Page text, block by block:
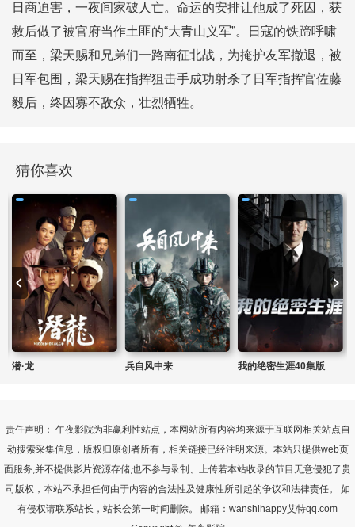
日商迫害，一夜间家破人亡。命运的安排让他成了死囚，获
救后做了被官府当作土匪的“大青山义军”。日寇的铁蹄呼啸
而至，梁天赐和兄弟们一路南征北战，为掩护友军撤退，被
日军包围，梁天赐在指挥狙击手成功射杀了日军指挥官佐藤
毅后，终因寡不敌众，壮烈牺牲。
猜你喜欢
潜·龙 兵自风中来 我的绝密生涯40集版
责任声明： 午夜影院为非赢利性站点，本网站所有内容均来源于互联网相关站点自
动搜索采集信息，版权归原创者所有，相关链接已经注明来源。本站只提供web页
面服务,并不提供影片资源存储,也不参与录制、上传若本站收录的节目无意侵犯了贵
司版权，本站不承担任何由于内容的合法性及健康性所引起的争议和法律责任。 如
有侵权请联系站长，站长会第一时间删除。 邮箱：wanshihappy艾特qq.com